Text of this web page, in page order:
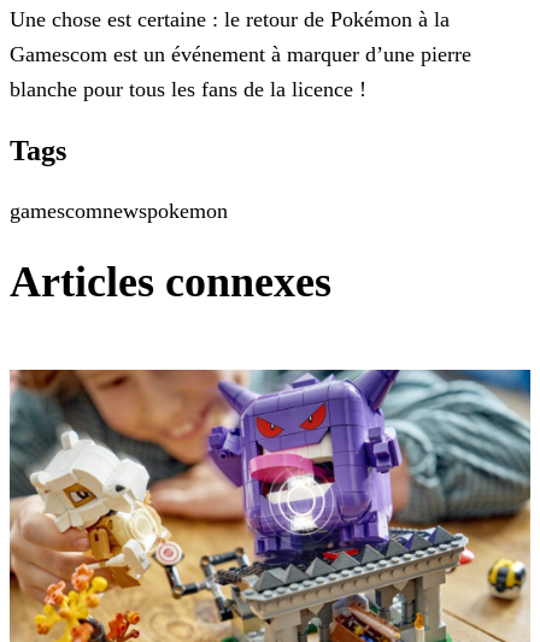
Une chose est certaine : le retour de Pokémon à la
Gamescom est un événement à marquer d’une pierre
blanche pour tous les fans de la licence !
Tags
gamescomnewspokemon
Articles connexes